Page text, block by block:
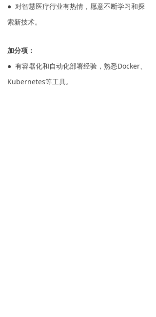
● 对智慧医疗行业有热情，愿意不断学习和探
索新技术。
加分项：
● 有容器化和自动化部署经验，熟悉Docker、
Kubernetes等工具。